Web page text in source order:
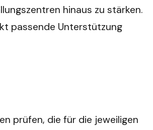
hinaus zu stärken.
passende Unterstützung
prüfen, die für die jeweiligen